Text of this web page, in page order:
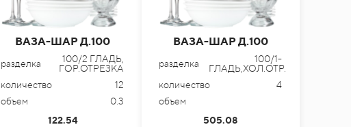
ВАЗА-ШАР Д.100
разделка
100/2 ГЛАДЬ,
ГОР.ОТРЕЗКА
количество
12
объем
0.3
122.54
ВАЗА-ШАР Д.100
разделка
100/1-
ГЛАДЬ,ХОЛ.ОТР.
количество
4
объем
505.08